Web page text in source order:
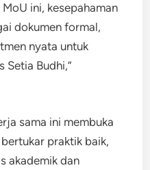
ini, kesepahaman
dokumen formal,
nyata untuk
Setia Budhi,”
sama ini membuka
praktik baik,
akademik dan